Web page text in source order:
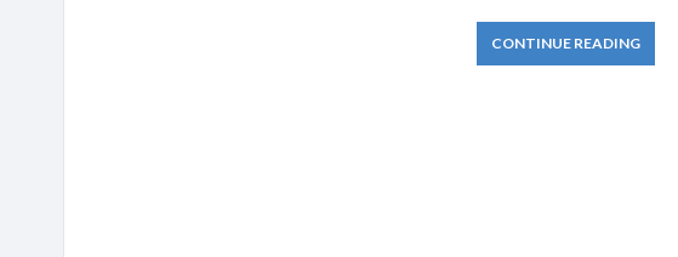
CONTINUE READING